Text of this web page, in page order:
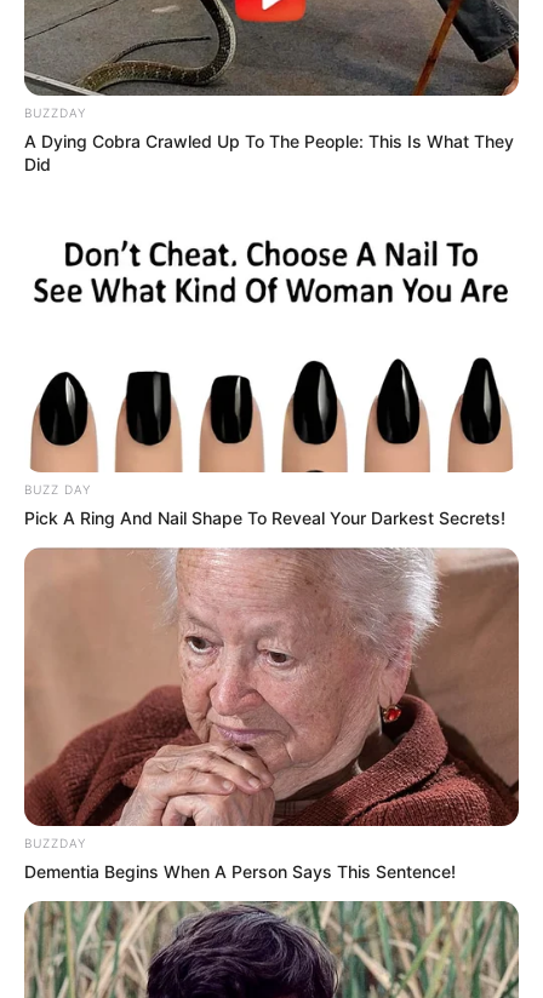
BUZZDAY
A Dying Cobra Crawled Up To The People: This Is What They
Did
BUZZ DAY
Pick A Ring And Nail Shape To Reveal Your Darkest Secrets!
BUZZDAY
Dementia Begins When A Person Says This Sentence!